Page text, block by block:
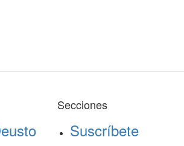
Secciones
Suscríbete